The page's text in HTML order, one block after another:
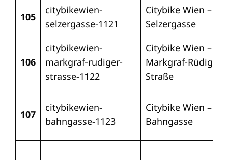
105
citybikewien-
selzergasse-1121
Citybike Wien –
Selzergasse
106
citybikewien-
markgraf-rudiger-
strasse-1122
Citybike Wien –
Markgraf-Rüdiger-
Straße
107
citybikewien-
bahngasse-1123
Citybike Wien –
Bahngasse